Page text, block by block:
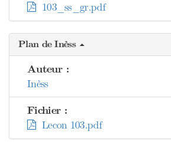
103_ss_gr.pdf
Plan de Inèss
Auteur :
Inèss
Fichier :
Lecon 103.pdf